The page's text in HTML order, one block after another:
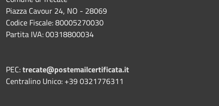
Piazza Cavour 24, NO - 28069
Codice Fiscale: 80005270030
Partita IVA: 00318800034
PEC:trecate@postemailcertificata.it
Centralino Unico: +39 0321776311